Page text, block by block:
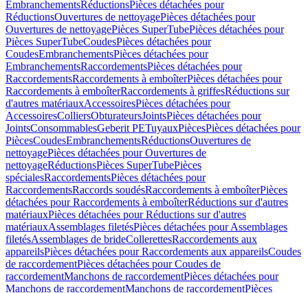
EmbranchementsRéductionsPièces détachées pour
RéductionsOuvertures de nettoyagePièces détachées pour
Ouvertures de nettoyagePièces SuperTubePièces détachées pour
Pièces SuperTubeCoudesPièces détachées pour
CoudesEmbranchementsPièces détachées pour
EmbranchementsRaccordementsPièces détachées pour
RaccordementsRaccordements à emboîterPièces détachées pour
Raccordements à emboîterRaccordements à griffesRéductions sur
d'autres matériauxAccessoiresPièces détachées pour
AccessoiresColliersObturateursJointsPièces détachées pour
JointsConsommablesGeberit PETuyauxPiècesPièces détachées pour
PiècesCoudesEmbranchementsRéductionsOuvertures de
nettoyagePièces détachées pour Ouvertures de
nettoyageRéductionsPièces SuperTubePièces
spécialesRaccordementsPièces détachées pour
RaccordementsRaccords soudésRaccordements à emboîterPièces
détachées pour Raccordements à emboîterRéductions sur d'autres
matériauxPièces détachées pour Réductions sur d'autres
matériauxAssemblages filetésPièces détachées pour Assemblages
filetésAssemblages de brideCollerettesRaccordements aux
appareilsPièces détachées pour Raccordements aux appareilsCoudes
de raccordementPièces détachées pour Coudes de
raccordementManchons de raccordementPièces détachées pour
Manchons de raccordementManchons de raccordementPièces